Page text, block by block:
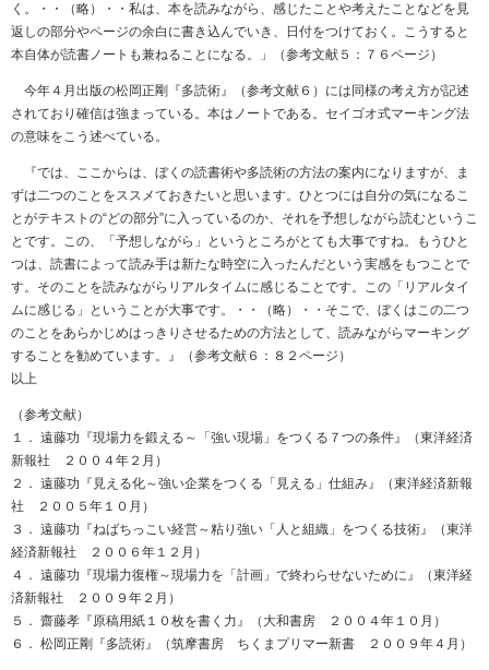
く。・・（略）・・私は、本を読みながら、感じたことや考えたことなどを見
返しの部分やページの余白に書き込んでいき、日付をつけておく。こうすると
本自体が読書ノートも兼ねることになる。」（参考文献５：７６ページ）
今年４月出版の松岡正剛『多読術』（参考文献６）には同様の考え方が記述
されており確信は強まっている。本はノートである。セイゴオ式マーキング法
の意味をこう述べている。
『では、ここからは、ぼくの読書術や多読術の方法の案内になりますが、ま
ずは二つのことをススメておきたいと思います。ひとつには自分の気になるこ
とがテキストの“どの部分”に入っているのか、それを予想しながら読むというこ
とです。この、「予想しながら」というところがとても大事ですね。もうひと
つは、読書によって読み手は新たな時空に入ったんだという実感をもつことで
す。そのことを読みながらリアルタイムに感じることです。この「リアルタイ
ムに感じる」ということが大事です。・・（略）・・そこで、ぼくはこの二つ
のことをあらかじめはっきりさせるための方法として、読みながらマーキング
することを勧めています。』（参考文献６：８２ページ）
以上
（参考文献）
１． 遠藤功『現場力を鍛える～「強い現場」をつくる７つの条件』（東洋経済
新報社 ２００４年２月）
２． 遠藤功『見える化～強い企業をつくる「見える」仕組み』（東洋経済新報
社 ２００５年１０月）
３． 遠藤功『ねばちっこい経営～粘り強い「人と組織」をつくる技術』（東洋
経済新報社 ２００６年１２月）
４． 遠藤功『現場力復権～現場力を「計画」で終わらせないために』（東洋経
済新報社 ２００９年２月）
５． 齋藤孝『原稿用紙１０枚を書く力』（大和書房 ２００４年１０月）
６． 松岡正剛『多読術』（筑摩書房 ちくまプリマー新書 ２００９年４月）